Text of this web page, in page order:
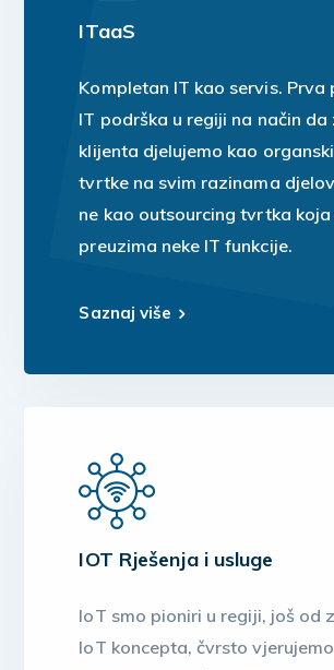
ITaaS
Kompletan IT kao servis. Prva
IT podrška u regiji na način da
klijenta djelujemo kao
tvrtke na svim razinama
ne kao outsourcing tvrtka koja
preuzima neke IT funkcije.
Saznaj više
IOT Rješenja i usluge
IoT smo pioniri u regiji, još od
IoT koncepta, čvrsto